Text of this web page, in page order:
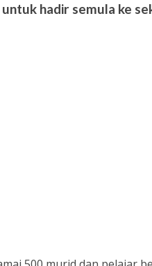
hadir semula ke